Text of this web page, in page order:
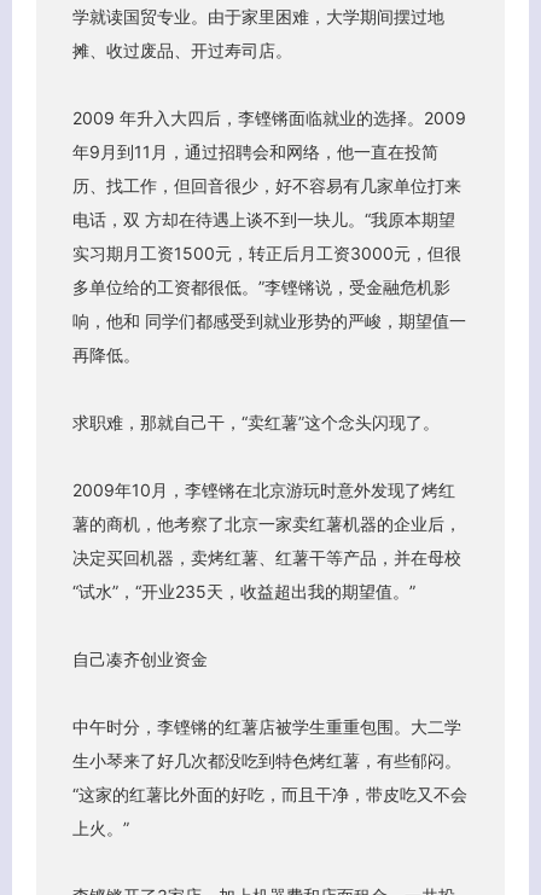
学就读国贸专业。由于家里困难，大学期间摆过地
摊、收过废品、开过寿司店。
2009 年升入大四后，李铿锵面临就业的选择。2009
年9月到11月，通过招聘会和网络，他一直在投简
历、找工作，但回音很少，好不容易有几家单位打来
电话，双 方却在待遇上谈不到一块儿。“我原本期望
实习期月工资1500元，转正后月工资3000元，但很
多单位给的工资都很低。”李铿锵说，受金融危机影
响，他和 同学们都感受到就业形势的严峻，期望值一
再降低。
求职难，那就自己干，“卖红薯”这个念头闪现了。
2009年10月，李铿锵在北京游玩时意外发现了烤红
薯的商机，他考察了北京一家卖红薯机器的企业后，
决定买回机器，卖烤红薯、红薯干等产品，并在母校
“试水”，“开业235天，收益超出我的期望值。”
自己凑齐创业资金
中午时分，李铿锵的红薯店被学生重重包围。大二学
生小琴来了好几次都没吃到特色烤红薯，有些郁闷。
“这家的红薯比外面的好吃，而且干净，带皮吃又不会
上火。”
客服小美